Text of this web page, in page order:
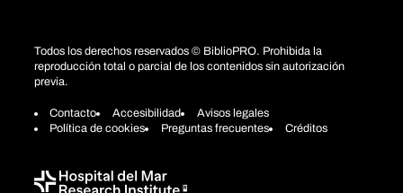
Todos los derechos reservados © BiblioPRO. Prohibida la
reproducción total o parcial de los contenidos sin autorización
previa.
Contacto Accesibilidad
Avisos legales
Política de cookies
Preguntas frecuentes Créditos